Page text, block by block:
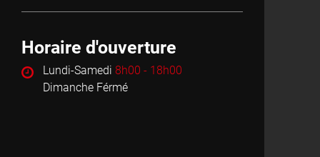
Horaire d'ouverture
Lundi-Samedi 8h00 - 18h00
Dimanche Férmé